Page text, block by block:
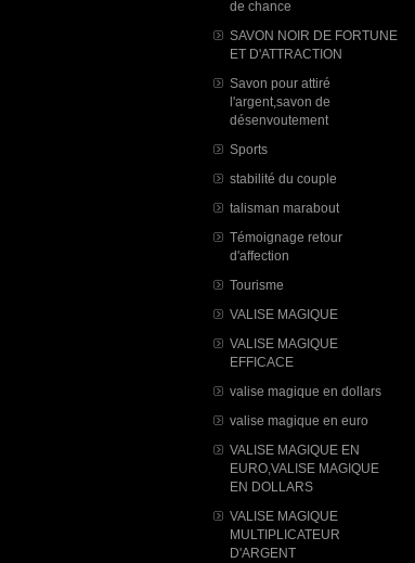
de chance
SAVON NOIR DE FORTUNE
ET D'ATTRACTION
Savon pour attiré
l'argent,savon de
désenvoutement
Sports
stabilité du couple
talisman marabout
Témoignage retour
d'affection
Tourisme
VALISE MAGIQUE
VALISE MAGIQUE
EFFICACE
valise magique en dollars
valise magique en euro
VALISE MAGIQUE EN
EURO,VALISE MAGIQUE
EN DOLLARS
VALISE MAGIQUE
MULTIPLICATEUR
D'ARGENT